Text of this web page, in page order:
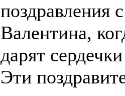
поздравления
Валентина,
дарят
Эти